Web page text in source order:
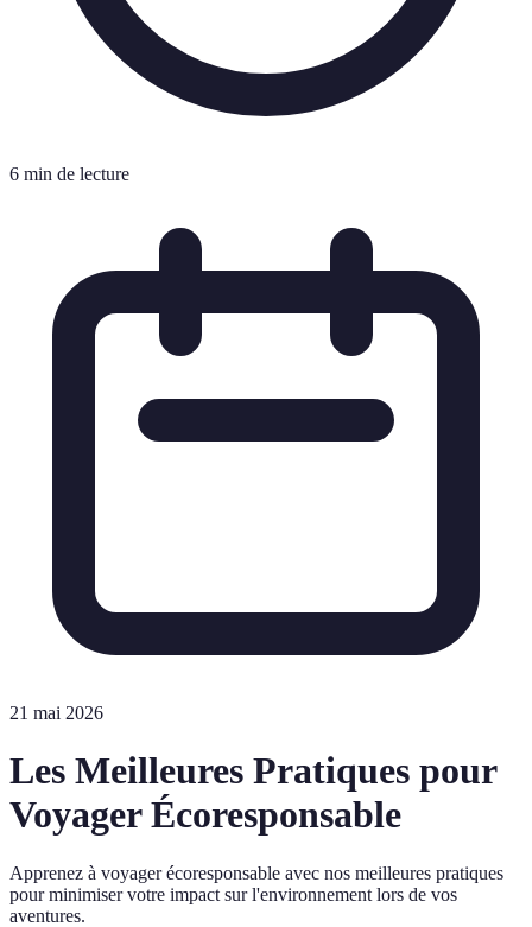
6 min de lecture
21 mai 2026
Les Meilleures Pratiques pour
Voyager Écoresponsable
Apprenez à voyager écoresponsable avec nos meilleures pratiques
pour minimiser votre impact sur l'environnement lors de vos
aventures.